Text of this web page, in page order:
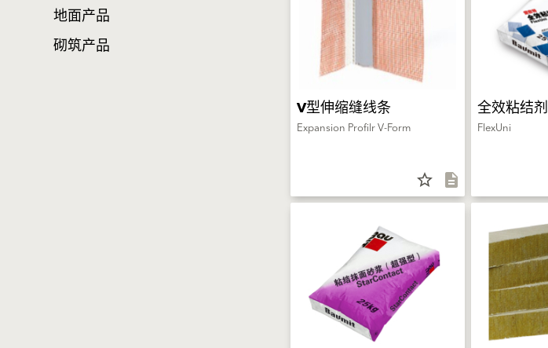
地面产品
砌筑产品
V型伸缩缝线条
Expansion Profilr V-Form
star_border description
全效粘结剂
FlexUni